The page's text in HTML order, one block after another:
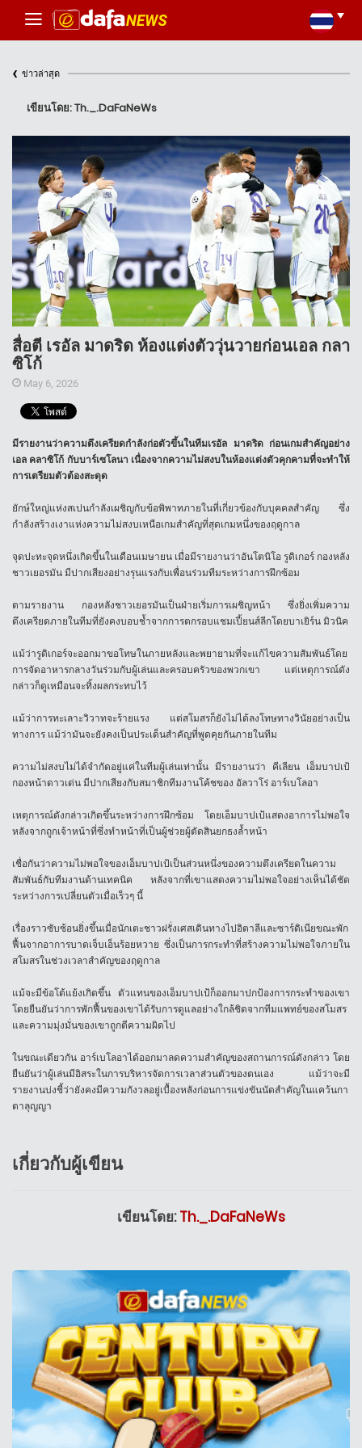
‹ ข่าวล่าสุด
เขียนโดย: Th._.DaFaNeWs
สื่อตี เรอัล มาดริด ห้องแต่งตัววุ่นวายก่อนเอล กลา
ซิโก้
May 6, 2026
มีรายงานว่าความตึงเครียดกำลังก่อตัวขึ้นในทีมเรอัล มาดริด ก่อนเกมสำคัญอย่าง
เอล คลาซิโก้ กับบาร์เซโลนา เนื่องจากความไม่สงบในห้องแต่งตัวคุกคามที่จะทำให้
การเตรียมตัวต้องสะดุด
ยักษ์ใหญ่แห่งสเปนกำลังเผชิญกับข้อพิพาทภายในที่เกี่ยวข้องกับบุคคลสำคัญ ซึ่ง
กำลังสร้างเงาแห่งความไม่สงบเหนือเกมสำคัญที่สุดเกมหนึ่งของฤดูกาล
จุดปะทะจุดหนึ่งเกิดขึ้นในเดือนเมษายน เมื่อมีรายงานว่าอันโตนิโอ รูดิเกอร์ กองหลัง
ชาวเยอรมัน มีปากเสียงอย่างรุนแรงกับเพื่อนร่วมทีมระหว่างการฝึกซ้อม
ตามรายงาน กองหลังชาวเยอรมันเป็นฝ่ายเริ่มการเผชิญหน้า ซึ่งยิ่งเพิ่มความ
ตึงเครียดภายในทีมที่ยังคงบอบช้ำจากการตกรอบแชมเปี้ยนส์ลีกโดยบาเยิร์น มิวนิค
แม้ว่ารูดิเกอร์จะออกมาขอโทษในภายหลังและพยายามที่จะแก้ไขความสัมพันธ์โดย
การจัดอาหารกลางวันร่วมกับผู้เล่นและครอบครัวของพวกเขา แต่เหตุการณ์ดัง
กล่าวก็ดูเหมือนจะทิ้งผลกระทบไว้
แม้ว่าการทะเลาะวิวาทจะร้ายแรง แต่สโมสรก็ยังไม่ได้ลงโทษทางวินัยอย่างเป็น
ทางการ แม้ว่ามันจะยังคงเป็นประเด็นสำคัญที่พูดคุยกันภายในทีม
ความไม่สงบไม่ได้จำกัดอยู่แค่ในทีมผู้เล่นเท่านั้น มีรายงานว่า คีเลียน เอ็มบาปเป้
กองหน้าดาวเด่น มีปากเสียงกับสมาชิกทีมงานโค้ชของ อัลวาโร่ อาร์เบโลอา
เหตุการณ์ดังกล่าวเกิดขึ้นระหว่างการฝึกซ้อม โดยเอ็มบาปเป้แสดงอาการไม่พอใจ
หลังจากถูกเจ้าหน้าที่ซึ่งทำหน้าที่เป็นผู้ช่วยผู้ตัดสินยกธงล้ำหน้า
เชื่อกันว่าความไม่พอใจของเอ็มบาปเป้เป็นส่วนหนึ่งของความตึงเครียดในความ
สัมพันธ์กับทีมงานด้านเทคนิค หลังจากที่เขาแสดงความไม่พอใจอย่างเห็นได้ชัด
ระหว่างการเปลี่ยนตัวเมื่อเร็วๆ นี้
เรื่องราวซับซ้อนยิ่งขึ้นเมื่อนักเตะชาวฝรั่งเศสเดินทางไปอิตาลีและซาร์ดิเนียขณะพัก
ฟื้นจากอาการบาดเจ็บเอ็นร้อยหวาย ซึ่งเป็นการกระทำที่สร้างความไม่พอใจภายใน
สโมสรในช่วงเวลาสำคัญของฤดูกาล
แม้จะมีข้อโต้แย้งเกิดขึ้น ตัวแทนของเอ็มบาปเป้ก็ออกมาปกป้องการกระทำของเขา
โดยยืนยันว่าการพักฟื้นของเขาได้รับการดูแลอย่างใกล้ชิดจากทีมแพทย์ของสโมสร
และความมุ่งมั่นของเขาถูกตีความผิดไป
ในขณะเดียวกัน อาร์เบโลอาได้ออกมาลดความสำคัญของสถานการณ์ดังกล่าว โดย
ยืนยันว่าผู้เล่นมีอิสระในการบริหารจัดการเวลาส่วนตัวของตนเอง แม้ว่าจะมี
รายงานบ่งชี้ว่ายังคงมีความกังวลอยู่เบื้องหลังก่อนการแข่งขันนัดสำคัญในแคว้นกา
ตาลุญญา
เกี่ยวกับผู้เขียน
เขียนโดย:Th._.DaFaNeWs